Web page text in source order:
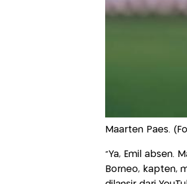
Maarten Paes.
"Ya, Emil absen.
Borneo, kapten,